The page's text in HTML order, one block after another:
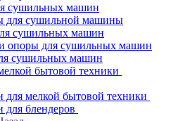
сушильных машин
для сушильной машины
сушильных машин
опоры для сушильных машин
сушильных машин
бытовой техники
для мелкой бытовой техники
для блендеров